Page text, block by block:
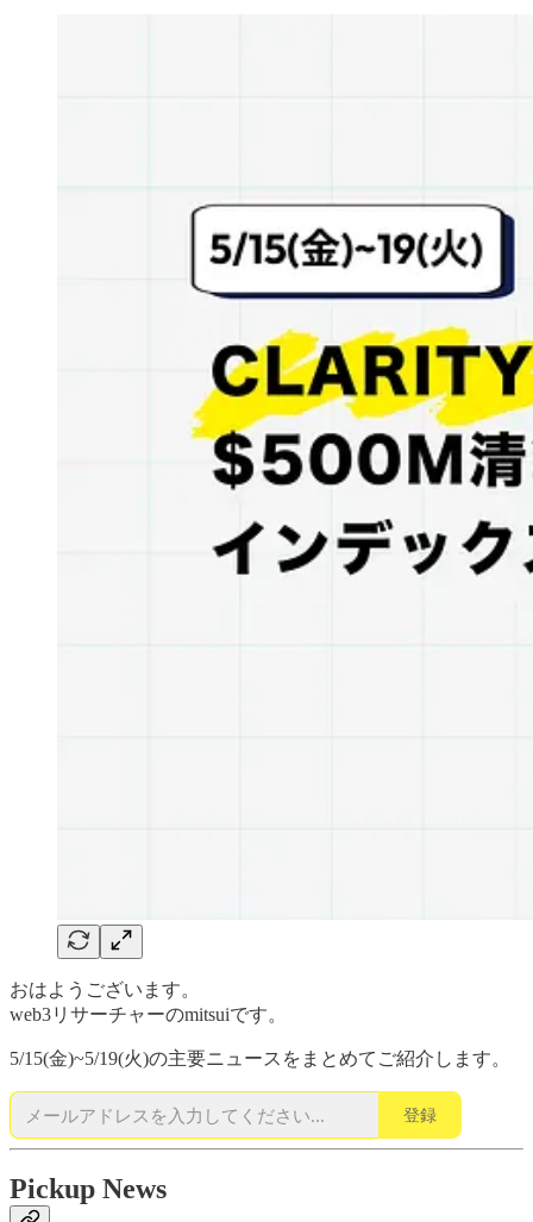
おはようございます。
web3リサーチャーのmitsuiです。
5/15(金)~5/19(火)の主要ニュースをまとめてご紹介します。
登録
Pickup News